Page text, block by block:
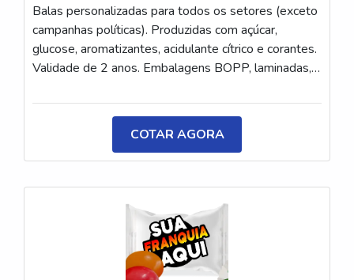
Balas personalizadas para todos os setores (exceto
campanhas políticas). Produzidas com açúcar,
glucose, aromatizantes, acidulante cítrico e corantes.
Validade de 2 anos. Embalagens BOPP, laminadas,
ou P&B em alta qualidade, tinta atóxica. Medida: 5 ×
3,5 cm. Sabores variados (frutas, café, menta etc.) e
diferentes tipos (balas, gomas, chicletes, recheadas
e pastilhas). Produto sem glúten.
COTAR AGORA